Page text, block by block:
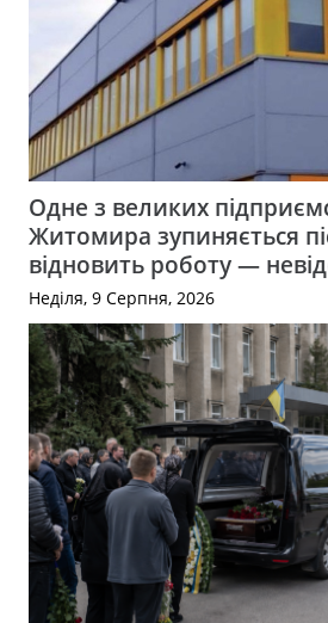
Одне з великих
Житомира зупиняється
відновить роботу —
Неділя, 9 Серпня, 2026